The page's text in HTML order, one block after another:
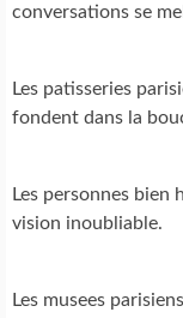
conversations se
Les patisseries
fondent dans la
Les personnes bien
vision inoubliable.
Les musees